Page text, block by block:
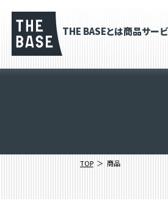
THE BASEとは商品サー
TOP 商品